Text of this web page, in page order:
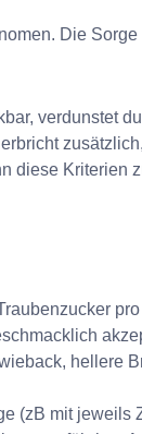
Die
verdunstet
diese Kriterien
hellere
(zB mit jeweils